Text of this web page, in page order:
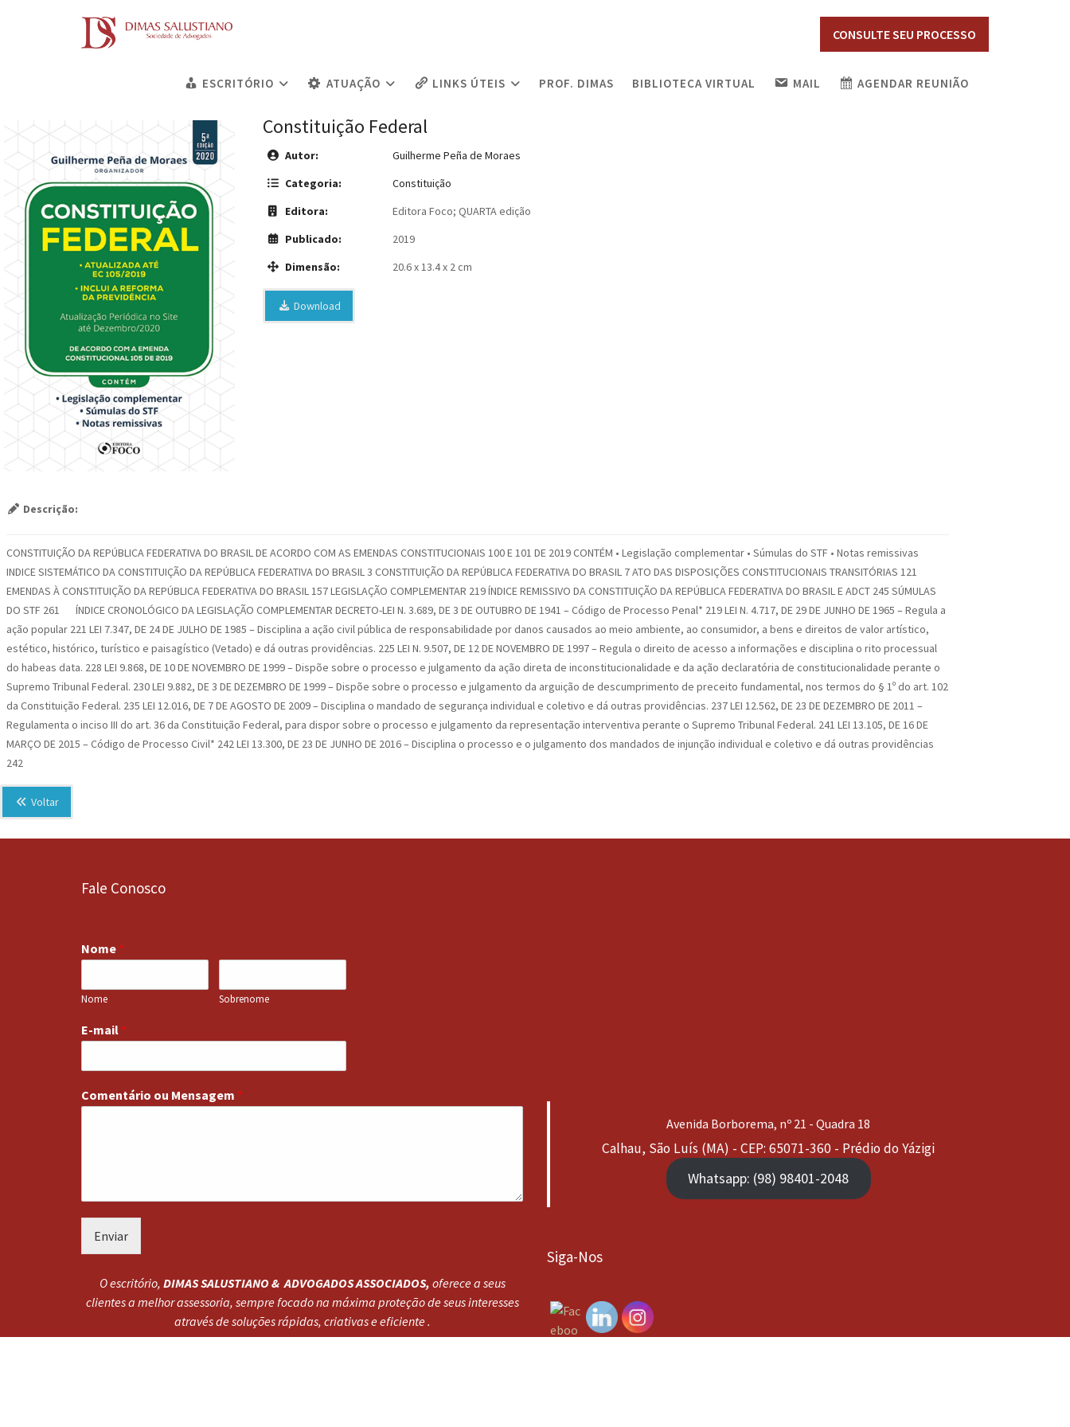
CONSULTE SEU PROCESSO
ESCRITÓRIO ATUAÇÃO LINKS ÚTEIS PROF. DIMAS BIBLIOTECA VIRTUAL MAIL AGENDAR REUNIÃO
Constituição Federal
Autor:
Guilherme Peña de Moraes
Categoria:
Constituição
Editora:
Editora Foco; QUARTA edição
Publicado:
2019
Dimensão:
20.6 x 13.4 x 2 cm
Download
Descrição:
CONSTITUIÇÃO DA REPÚBLICA FEDERATIVA DO BRASIL DE ACORDO COM AS EMENDAS CONSTITUCIONAIS 100 E 101 DE 2019 CONTÉM • Legislação complementar • Súmulas do STF • Notas remissivas
INDICE SISTEMÁTICO DA CONSTITUIÇÃO DA REPÚBLICA FEDERATIVA DO BRASIL 3 CONSTITUIÇÃO DA REPÚBLICA FEDERATIVA DO BRASIL 7 ATO DAS DISPOSIÇÕES CONSTITUCIONAIS TRANSITÓRIAS 121
EMENDAS À CONSTITUIÇÃO DA REPÚBLICA FEDERATIVA DO BRASIL 157 LEGISLAÇÃO COMPLEMENTAR 219 ÍNDICE REMISSIVO DA CONSTITUIÇÃO DA REPÚBLICA FEDERATIVA DO BRASIL E ADCT 245 SÚMULAS
DO STF 261 ÍNDICE CRONOLÓGICO DA LEGISLAÇÃO COMPLEMENTAR DECRETO-LEI N. 3.689, DE 3 DE OUTUBRO DE 1941 – Código de Processo Penal* 219 LEI N. 4.717, DE 29 DE JUNHO DE 1965 – Regula a
ação popular 221 LEI 7.347, DE 24 DE JULHO DE 1985 – Disciplina a ação civil pública de responsabilidade por danos causados ao meio ambiente, ao consumidor, a bens e direitos de valor artístico,
estético, histórico, turístico e paisagístico (Vetado) e dá outras providências. 225 LEI N. 9.507, DE 12 DE NOVEMBRO DE 1997 – Regula o direito de acesso a informações e disciplina o rito processual
do habeas data. 228 LEI 9.868, DE 10 DE NOVEMBRO DE 1999 – Dispõe sobre o processo e julgamento da ação direta de inconstitucionalidade e da ação declaratória de constitucionalidade perante o
Supremo Tribunal Federal. 230 LEI 9.882, DE 3 DE DEZEMBRO DE 1999 – Dispõe sobre o processo e julgamento da arguição de descumprimento de preceito fundamental, nos termos do § 1º do art. 102
da Constituição Federal. 235 LEI 12.016, DE 7 DE AGOSTO DE 2009 – Disciplina o mandado de segurança individual e coletivo e dá outras providências. 237 LEI 12.562, DE 23 DE DEZEMBRO DE 2011 –
Regulamenta o inciso III do art. 36 da Constituição Federal, para dispor sobre o processo e julgamento da representação interventiva perante o Supremo Tribunal Federal. 241 LEI 13.105, DE 16 DE
MARÇO DE 2015 – Código de Processo Civil* 242 LEI 13.300, DE 23 DE JUNHO DE 2016 – Disciplina o processo e o julgamento dos mandados de injunção individual e coletivo e dá outras providências
242
Voltar
Fale Conosco
Nome *
Nome Sobrenome
E-mail *
Comentário ou Mensagem *
Enviar
O escritório, DIMAS SALUSTIANO & ADVOGADOS ASSOCIADOS, oferece a seus
clientes a melhor assessoria, sempre focado na máxima proteção de seus interesses
através de soluções rápidas, criativas e eficiente .
Avenida Borborema, nº 21 - Quadra 18
Calhau, São Luís (MA) - CEP: 65071-360 - Prédio do Yázigi
Whatsapp: (98) 98401-2048
Siga-Nos